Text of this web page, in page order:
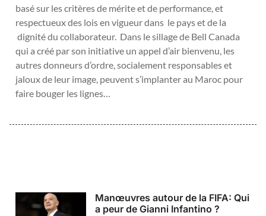
basé sur les critères de mérite et de performance, et
respectueux des lois en vigueur dans le pays et de la
dignité du collaborateur. Dans le sillage de Bell Canada
qui a créé par son initiative un appel d’air bienvenu, les
autres donneurs d’ordre, socialement responsables et
jaloux de leur image, peuvent s’implanter au Maroc pour
faire bouger les lignes…
Manœuvres autour de la FIFA: Qui
a peur de Gianni Infantino ?